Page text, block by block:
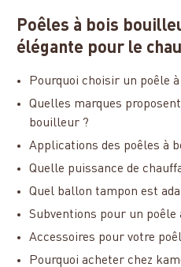
Poêles à bois
élégante pour le
Pourquoi choisir un poêle
Quelles marques
bouilleur ?
Applications des poêles à
Quelle puissance de
Quel ballon tampon est
Subventions pour un
Accessoires pour votre
Pourquoi acheter chez